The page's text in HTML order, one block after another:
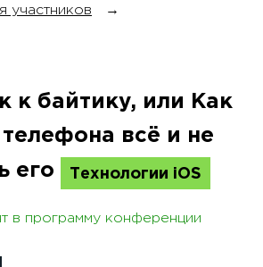
участников →
к байтику, или Как
всё и не
его
Технологии iOS
в программу конференции